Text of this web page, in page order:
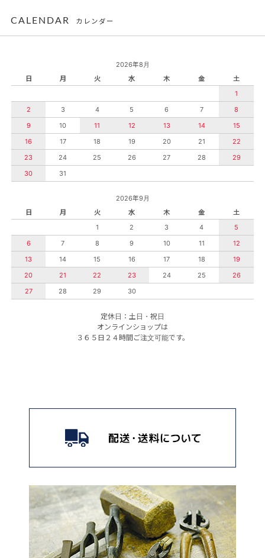
CALENDAR カレンダー
2026年8月
日
月 火 水 木 金
土
1
2
3 4 5 6 7
8
9
10 11 12 13 14
15
16
17 18 19 20 21
22
23
24 25 26 27 28
29
30
31
2026年9月
日
月 火 水 木 金
土
1
2 3 4
5
6
7 8 9 10 11
12
13
14 15 16 17 18
19
20
21 22 23 24 25
26
27
28 29 30
定休日：土日・祝日
オンラインショップは
３６５日２４時間ご注文可能です。